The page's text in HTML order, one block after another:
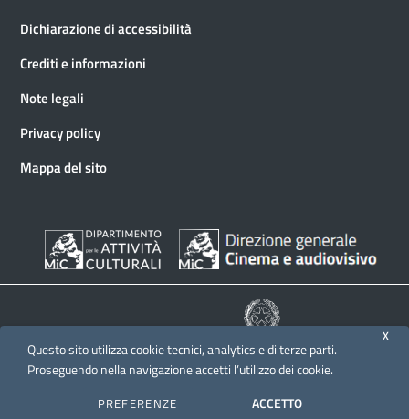
Dichiarazione di accessibilità
Crediti e informazioni
Note legali
Privacy policy
Mappa del sito
© 2026 Direzione generale Cinema e audiovisivo
X
Questo sito utilizza cookie tecnici, analytics e di terze parti.
Proseguendo nella navigazione accetti l’utilizzo dei cookie.
PREFERENZE ACCETTO